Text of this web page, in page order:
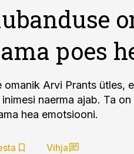
poes
omanik Arvi Prants ütles,
naerma ajab. Ta
hea emotsiooni.
Vihja